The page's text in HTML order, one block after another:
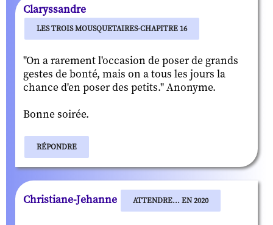
Claryssandre
LES TROIS MOUSQUETAIRES-CHAPITRE 16
"On a rarement l'occasion de poser de grands
gestes de bonté, mais on a tous les jours la
chance d'en poser des petits." Anonyme.
Bonne soirée.
RÉPONDRE
Christiane-Jehanne ATTENDRE... EN 2020